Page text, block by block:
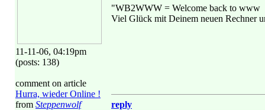
11-11-06, 04:19pm
(posts: 138)
comment on article
Hurra, wieder Online !
from Steppenwolf
"WB2WWW = Welcome back to www
Viel Glück mit Deinem neuen Rechner
reply